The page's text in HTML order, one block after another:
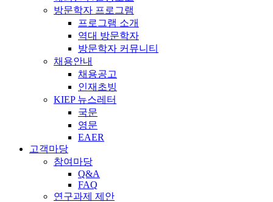
방문학자 프로그램
프로그램 소개
역대 방문학자
방문학자 커뮤니티
채용안내
채용공고
인재초빙
KIEP 뉴스레터
국문
영문
EAER
고객마당
참여마당
Q&A
FAQ
연구과제 제안